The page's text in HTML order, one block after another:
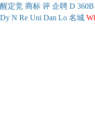
醒定竞 商标 评 企聘 D 360B
Dy N Re Uni Dan Lo 名城